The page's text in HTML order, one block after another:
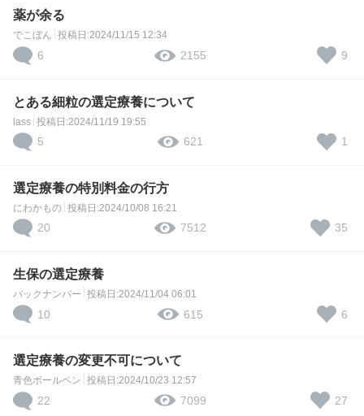
薬が余る
でこぼん 投稿日:2024/11/15 12:34
6 2155 9
とある細粒の選定療養について
lass 投稿日:2024/11/19 19:55
5 621 1
選定療養の特別料金の行方
にわかもの 投稿日:2024/10/08 16:21
20 7512 35
生保の選定療養
バックナンバー 投稿日:2024/11/04 06:01
10 615 6
選定療養の変更不可について
青色ボールペン 投稿日:2024/10/23 12:57
22 7099 27